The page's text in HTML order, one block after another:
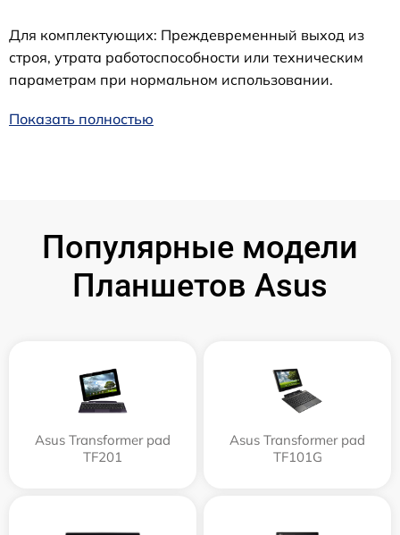
Для комплектующих: Преждевременный выход из
строя, утрата работоспособности или техническим
параметрам при нормальном использовании.
Показать полностью
Популярные модели
Планшетов Asus
Asus Transformer pad
TF201
Asus Transformer pad
TF101G